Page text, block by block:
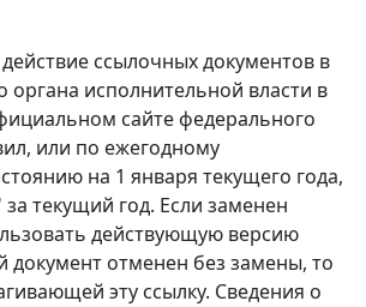
ссылочных документов в
исполнительной власти в
сайте федерального
или по ежегодному
на 1 января текущего года,
текущий год. Если заменен
действующую версию
документ отменен без замены, то
эту ссылку. Сведения о